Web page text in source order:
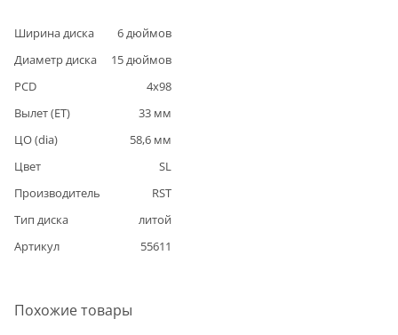
Ширина диска 6дюймов
Диаметр диска
15дюймов
PCD
4x98
Вылет (ET)
33 мм
ЦО (dia)
58,6 мм
Цвет
SL
Производитель
RST
Тип диска
литой
Артикул
55611
Похожие товары